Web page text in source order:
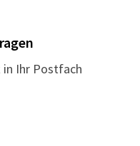
Ihr Postfach